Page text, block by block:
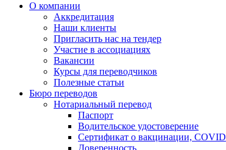
О компании
Аккредитация
Наши клиенты
Пригласить нас на тендер
Участие в ассоциациях
Вакансии
Курсы для переводчиков
Полезные статьи
Бюро переводов
Нотариальный перевод
Паспорт
Водительское удостоверение
Сертификат о вакцинации, COVID
Доверенность